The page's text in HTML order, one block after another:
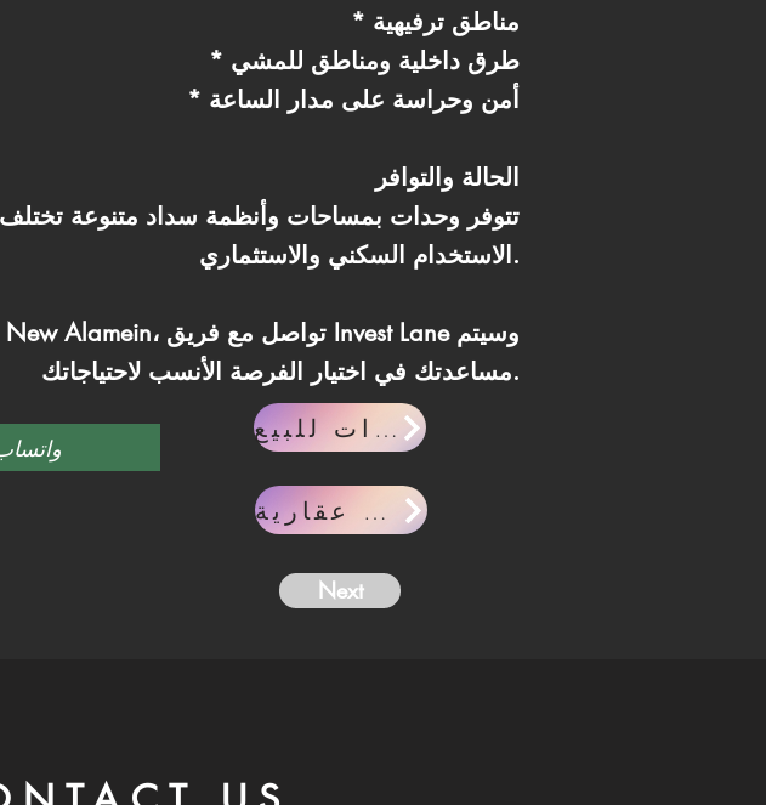
* مناطق ترفيهية
* طرق داخلية ومناطق للمشي
* أمن وحراسة على مدار الساعة
الحالة والتوافر
تتوفر وحدات بمساحات وأنظمة سداد متنوعة
الاستخدام السكني والاستثماري.
مساعدتك في اختيار الفرصة الأنسب لاحتياجاتك.
وحدات للبيع
مقالات عقارية
Next